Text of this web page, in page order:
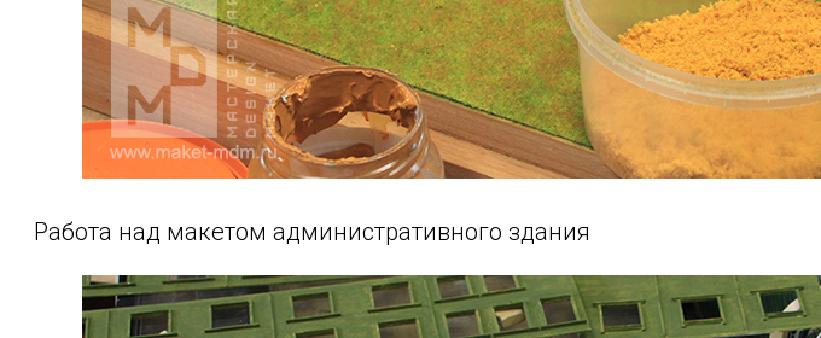
Работа над макетом административного здания